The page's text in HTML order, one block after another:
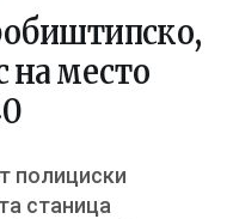
на место
полициски
станица